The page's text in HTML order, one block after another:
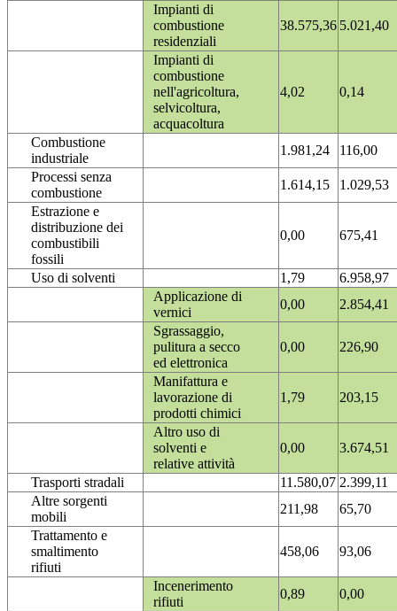
Impianti di
combustione
residenziali
38.575,36 5.021,40
Impianti di
combustione
nell'agricoltura,
selvicoltura,
acquacoltura
4,02 0,14
Combustione
industriale
1.981,24
116,00
Processi senza
combustione
1.614,15
1.029,53
Estrazione e
distribuzione dei
combustibili
fossili
0,00 675,41
Uso di solventi 1,79
6.958,97
Applicazione di
vernici
0,00
2.854,41
Sgrassaggio,
pulitura a secco
ed elettronica
0,00 226,90
Manifattura e
lavorazione di
prodotti chimici
1,79 203,15
Altro uso di
solventi e
relative attività
0,00 3.674,51
Trasporti stradali 11.580,07 2.399,11
Altre sorgenti
mobili
211,98
65,70
Trattamento e
smaltimento
rifiuti
458,06 93,06
Incenerimento
rifiuti
0,89
0,00